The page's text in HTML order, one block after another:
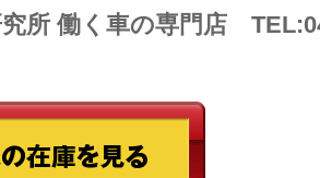
所 働く車の専門店